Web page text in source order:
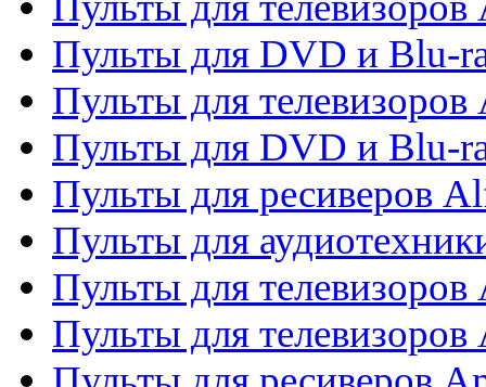
Пульты для DVD и Blu-
Пульты для
Пульты для DVD и Blu-
Пульты для ресиверов
Пульты для
Пульты для
Пульты для